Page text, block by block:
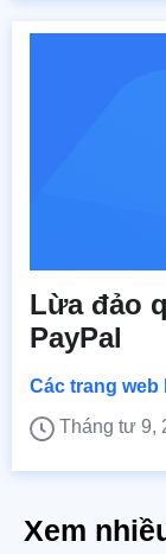
Lừa đảo
PayPal
Các trang web
Tháng tư 9,
Xem